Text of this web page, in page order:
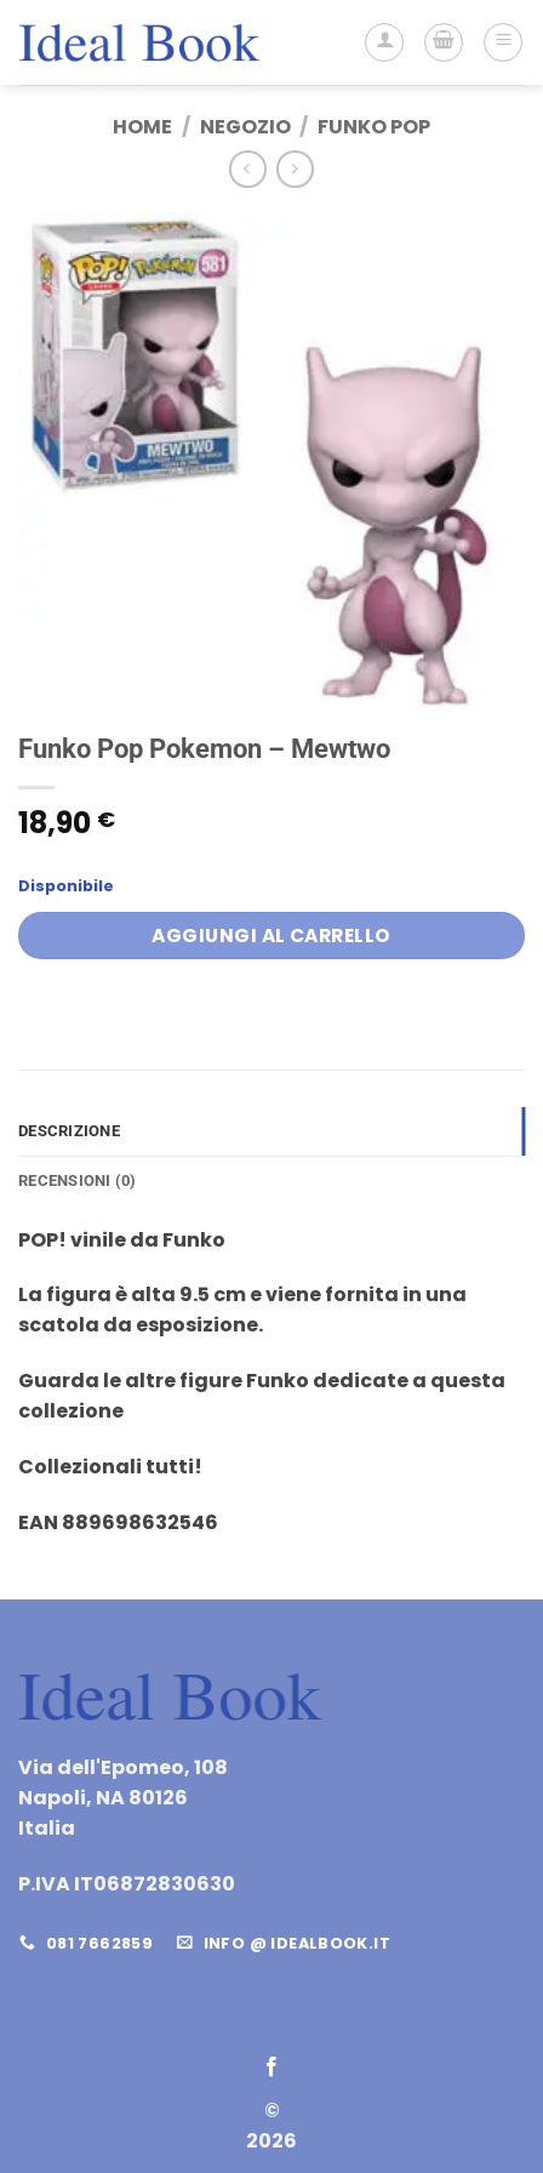
HOME / NEGOZIO / FUNKO POP
Funko Pop Pokemon – Mewtwo
18,90 €
Disponibile
AGGIUNGI AL CARRELLO
DESCRIZIONE
RECENSIONI (0)
POP! vinile da Funko
La figura è alta 9.5 cm e viene fornita in una
scatola da esposizione.
Guarda le altre figure Funko dedicate a questa
collezione
Collezionali tutti!
EAN 889698632546
Via dell'Epomeo, 108
Napoli, NA 80126
Italia
P.IVA IT06872830630
081 7662859 INFO @ IDEALBOOK.IT
©
2026